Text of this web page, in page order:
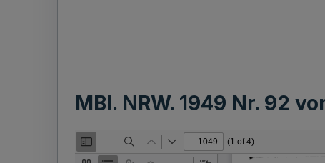
MBl. NRW. 1949 Nr. 92